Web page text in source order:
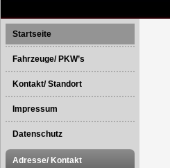
Startseite
Fahrzeuge/ PKW’s
Kontakt/ Standort
Impressum
Datenschutz
(Bundesdatenschutzgesetz
Adresse/ Kontakt